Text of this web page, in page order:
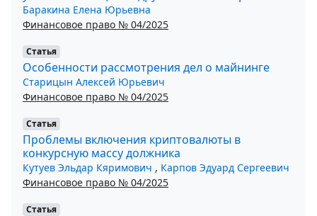
Баракина Елена Юрьевна
Финансовое право № 04/2025
Статья
Особенности рассмотрения дел о майнинге
Старицын Алексей Юрьевич
Финансовое право № 04/2025
Статья
Проблемы включения криптовалюты в
конкурсную массу должника
Кутуев Эльдар Кяримович , Карпов Эдуард Сергеевич
Финансовое право № 04/2025
Статья